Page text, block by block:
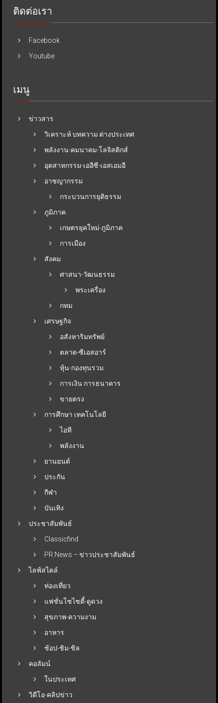
ติดต่อเรา
Facebook
Youtube
เมนู
ข่าวสาร
วิเคราะห์ บทความ ต่างประเทศ
พลังงาน-คมนาคม-โลจิสติกส์
อุตสาหกรรม-เออีซี-เอสเอมอี
อาชญากรรม
กระบวนการยุติธรรม
ภูมิภาค
เกษตรยุคใหม่-ภูมิภาค
การเมือง
สังคม
ศาสนา-วัฒนธรรม
พระเครื่อง
กทม
เศรษฐกิจ
อสังหาริมทรัพย์
ตลาด-ซีเอสอาร์
หุ้น-กองทุนรวม
การเงิน การธนาคาร
ขายตรง
การศึกษา เทคโนโลยี
ไอที
พลังงาน
ยานยนต์
ประกัน
กีฬา
บันเทิง
ประชาสัมพันธ์
Classicfind
PR News – ข่าวประชาสัมพันธ์
ไลฟ์สไตล์
ท่องเที่ยว
แฟชั่นโซไซตี้-ดูดวง
สุขภาพ-ความงาม
อาหาร
ช้อป-ชิม-ชิล
คอลัมน์
ในประเทศ
วิดีโอ-คลิปข่าว